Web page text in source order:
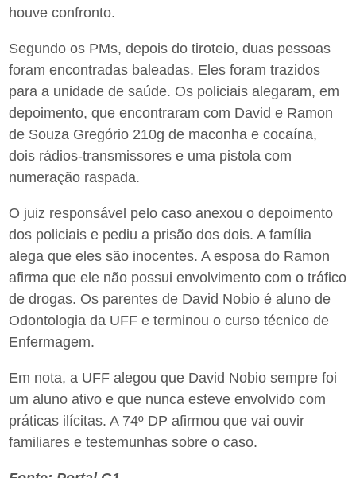
houve confronto.
Segundo os PMs, depois do tiroteio, duas pessoas
foram encontradas baleadas. Eles foram trazidos
para a unidade de saúde. Os policiais alegaram, em
depoimento, que encontraram com David e Ramon
de Souza Gregório 210g de maconha e cocaína,
dois rádios-transmissores e uma pistola com
numeração raspada.
O juiz responsável pelo caso anexou o depoimento
dos policiais e pediu a prisão dos dois. A família
alega que eles são inocentes. A esposa do Ramon
afirma que ele não possui envolvimento com o tráfico
de drogas. Os parentes de David Nobio é aluno de
Odontologia da UFF e terminou o curso técnico de
Enfermagem.
Em nota, a UFF alegou que David Nobio sempre foi
um aluno ativo e que nunca esteve envolvido com
práticas ilícitas. A 74º DP afirmou que vai ouvir
familiares e testemunhas sobre o caso.